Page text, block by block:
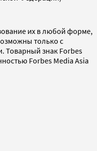
их в любой форме,
только с
Товарный знак Forbes
Forbes Media Asia